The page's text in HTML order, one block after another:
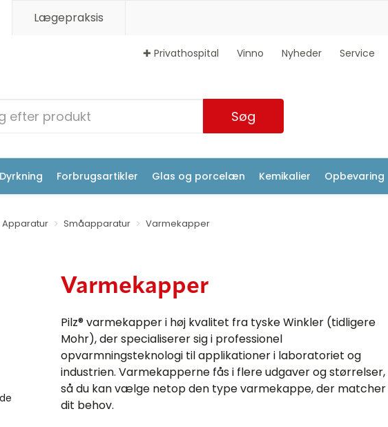
Lægepraksis
✚ Privathospital Vinno Nyheder Service
Søg
Dyrkning Forbrugsartikler Glas og porcelæn Kemikalier Opbevaring
Apparatur Småapparatur Varmekapper
Varmekapper
Pilz® varmekapper i høj kvalitet fra tyske Winkler (tidligere
Mohr), der specialiserer sig i professionel
opvarmningsteknologi til applikationer i laboratoriet og
industrien. Varmekapperne fås i flere udgaver og størrelser,
så du kan vælge netop den type varmekappe, der matcher
dit behov.